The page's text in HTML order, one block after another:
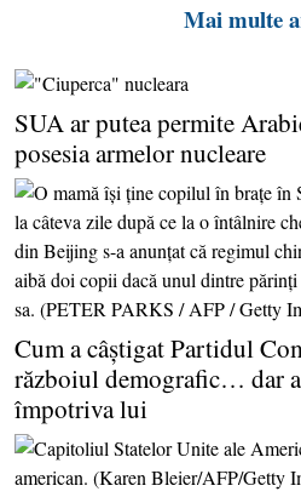
Mai multe
SUA ar putea permite
posesia armelor nucleare
Cum a câştigat Partidul
războiul demografic… dar
împotriva lui